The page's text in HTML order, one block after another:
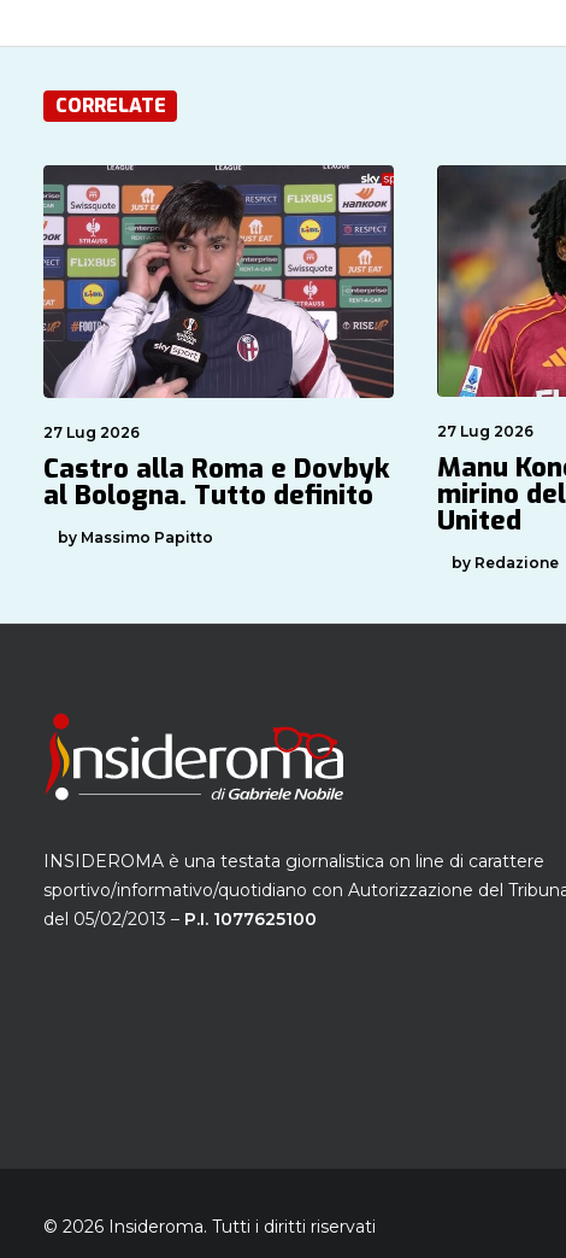
CORRELATE
27 Lug 2026
Castro alla Roma e Dovbyk
al Bologna. Tutto definito
by Massimo Papitto
27 Lug 2026
Manu
mirino
United
by Redazione
INSIDEROMA è una testata giornalistica on line di carattere
sportivo/informativo/quotidiano con Autorizzazione del
del 05/02/2013 – P.I. 1077625100
© 2026 Insideroma. Tutti i diritti riservati